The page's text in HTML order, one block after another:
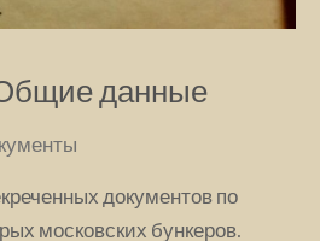
данные
документов по
московских бункеров.